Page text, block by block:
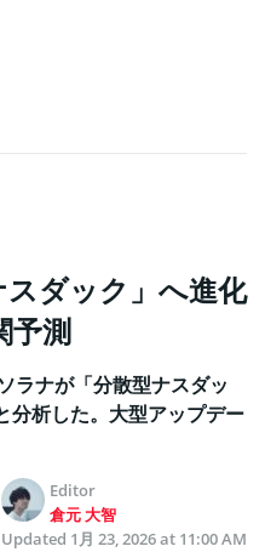
ダック」へ進化
予測
ナが「分散型ナスダッ
分析した。大型アップデー
Editor
倉元 大智
Updated 1月 23, 2026 at 11:00 AM